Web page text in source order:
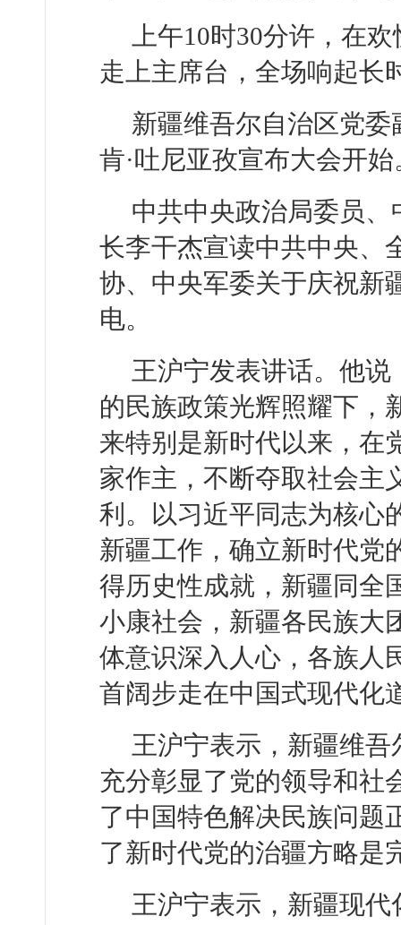
上午10时30分许，在
走上主席台，全场响起长
新疆维吾尔自治区党
肯·吐尼亚孜宣布大会开
中共中央政治局委员
长李干杰宣读中共中央、
协、中央军委关于庆祝新
电。
王沪宁发表讲话。他
的民族政策光辉照耀下，
来特别是新时代以来，在
家作主，不断夺取社会主
利。以习近平同志为核心
新疆工作，确立新时代党
得历史性成就，新疆同全
小康社会，新疆各民族大
体意识深入人心，各族人
首阔步走在中国式现代化
王沪宁表示，新疆维
充分彰显了党的领导和社
了中国特色解决民族问题
了新时代党的治疆方略是
王沪宁表示，新疆现